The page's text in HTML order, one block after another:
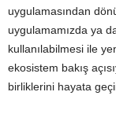
uygulamasından
uygulamamızda ya
kullanılabilmesi ile
ekosistem bakış
birliklerini hayata